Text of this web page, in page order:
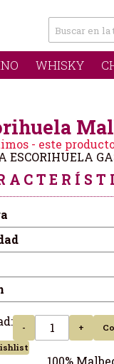
WHISKY
- este
ESCORIHUELA
- +
100%